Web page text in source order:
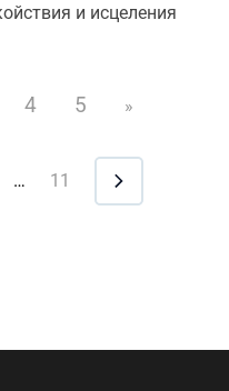
и исцеления
4 5 »
… 11